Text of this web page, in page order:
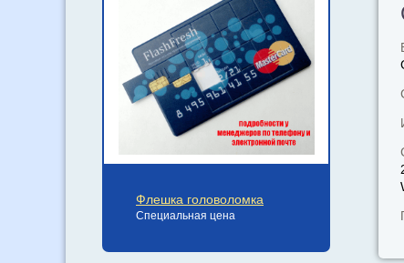
Флешка головоломка
Специальная цена